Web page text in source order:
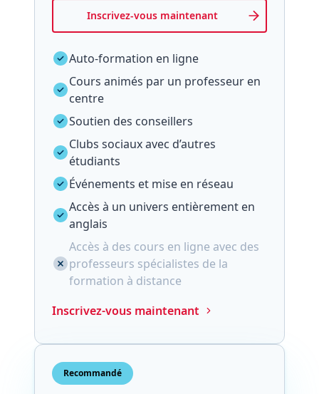
Inscrivez-vous maintenant
Auto-formation en ligne
Cours animés par un professeur en
centre
Soutien des conseillers
Clubs sociaux avec d’autres
étudiants
Événements et mise en réseau
Accès à un univers entièrement en
anglais
Accès à des cours en ligne avec des
professeurs spécialistes de la
formation à distance
Inscrivez-vous maintenant
Recommandé